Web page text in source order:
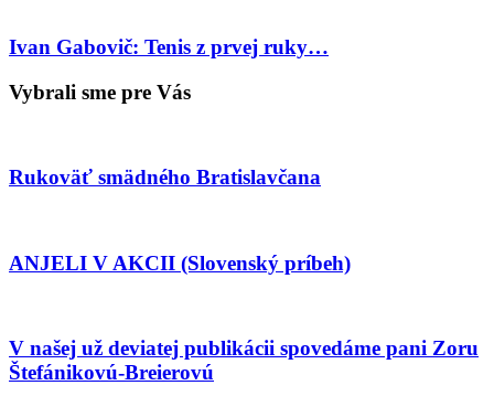
Ivan Gabovič: Tenis z prvej ruky…
Vybrali sme pre Vás
Rukoväť smädného Bratislavčana
ANJELI V AKCII (Slovenský príbeh)
V našej už deviatej publikácii spovedáme pani Zoru
Štefánikovú-Breierovú